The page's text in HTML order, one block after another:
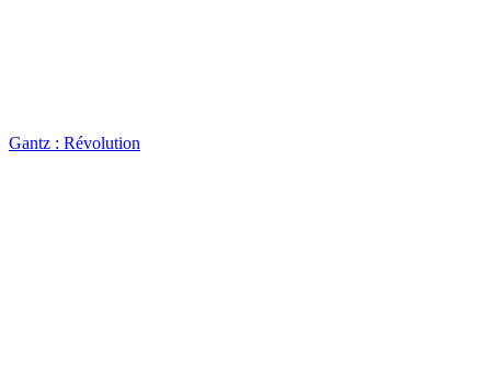
Gantz : Révolution